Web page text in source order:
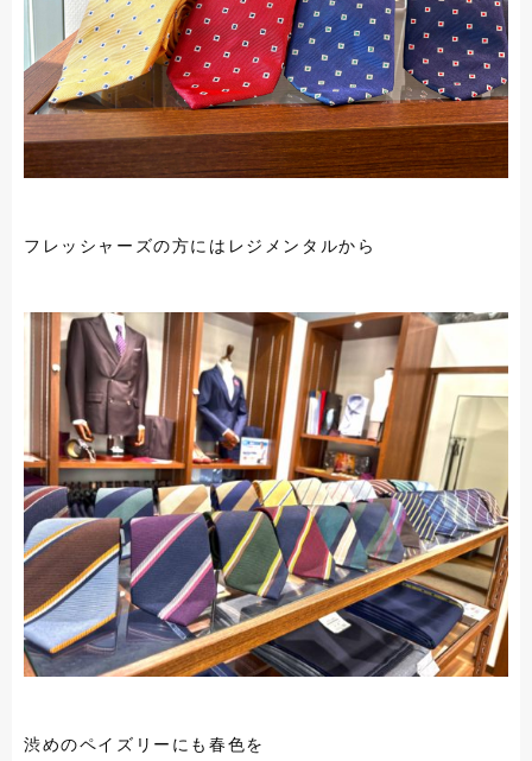
フレッシャーズの方にはレジメンタルから
渋めのペイズリーにも春色を